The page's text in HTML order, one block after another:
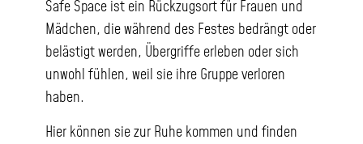
Safe Space ist ein Rückzugsort für Frauen und
Mädchen, die während des Festes bedrängt oder
belästigt werden, Übergriffe erleben oder sich
unwohl fühlen, weil sie ihre Gruppe verloren
haben.
Hier können sie zur Ruhe kommen und finden